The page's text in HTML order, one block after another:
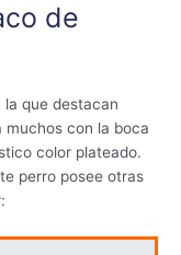
de
la que destacan
muchos con la boca
color plateado.
perro posee otras